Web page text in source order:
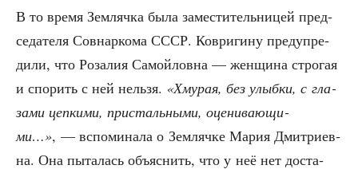
В то вре­мя Зем­ляч­ка была заме­сти­тель­ни­цей пред­
се­да­те­ля Сов­нар­ко­ма СССР. Коври­ги­ну пре­ду­пре­
ди­ли, что Роза­лия Самой­лов­на — жен­щи­на стро­гая
и спо­рить с ней нель­зя. «Хму­рая, без улыб­ки, с гла­
за­ми цеп­ки­ми, при­сталь­ны­ми, оце­ни­ва­ю­щи­
ми…», — вспо­ми­на­ла о Зем­ляч­ке Мария Дмит­ри­ев­
на. Она пыта­лась объ­яс­нить, что у неё нет доста­